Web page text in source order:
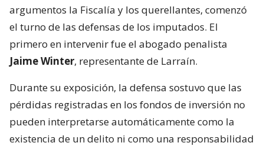
argumentos la Fiscalía y los querellantes, comenzó
el turno de las defensas de los imputados. El
primero en intervenir fue el abogado penalista
Jaime Winter, representante de Larraín.
Durante su exposición, la defensa sostuvo que las
pérdidas registradas en los fondos de inversión no
pueden interpretarse automáticamente como la
existencia de un delito ni como una responsabilidad